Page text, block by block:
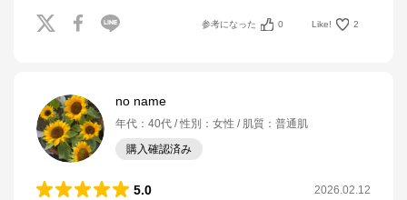
参考になった 0 Like! 2
no name
年代 ： 40代 性別 ： 女性 肌質 ： 普通肌
購入確認済み
5.0 2026.02.12